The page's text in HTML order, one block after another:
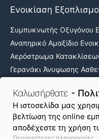
Καλωσήρθατε -
H ιστοσελίδα μας
βελτίωση της online
αποδέχεστε τη χρήση
Ενοικίαση
Συμπυκνωτής Οξυγόνου
Αναπηρικό Αμαξίδιο
Αερόστρωμα
Γερανάκι Άνυψωσης
Όροι Χρήσης &